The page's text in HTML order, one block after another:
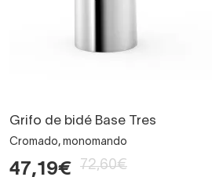
Grifo de bidé Base Tres
Cromado, monomando
47,19€ 72,60€